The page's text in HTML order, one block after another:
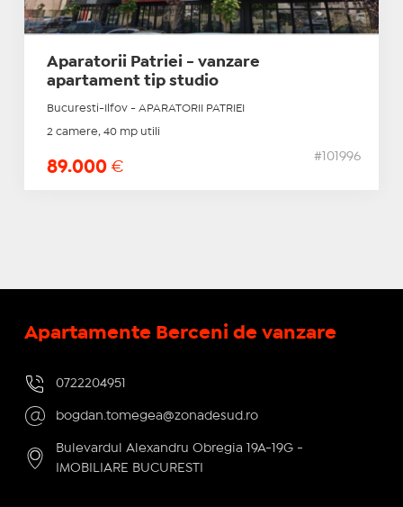
Aparatorii Patriei - vanzare
apartament tip studio
Bucuresti-Ilfov - APARATORII PATRIEI
2 camere, 40 mp utili
89.000 €
#101996
Apartamente Berceni de vanzare
0722204951
bogdan.tomegea@zonadesud.ro
Bulevardul Alexandru Obregia 19A-19G -
IMOBILIARE BUCURESTI